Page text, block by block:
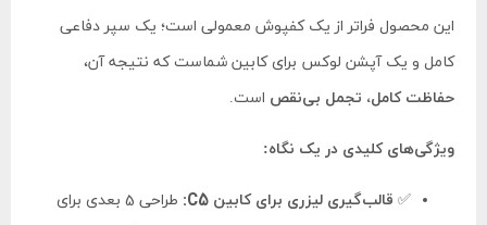
این محصول فراتر از یک کفپوش معمولی است؛ یک سپر دفاعی
کامل و یک آپشن لوکس برای کابین شماست که نتیجه آن،
حفاظت کامل، تجمل بی‌نقص است.
ویژگی‌های کلیدی در یک نگاه:
✅ قالب‌گیری لیزری برای کابین C5:
طراحی 5 بعدی برای